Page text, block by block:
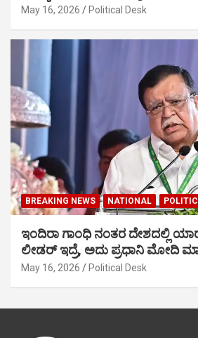
May 16, 2026 Political Desk
BREAKING NEWS NATIONAL
ಇಂದಿರಾ ಗಾಂಧಿ ನಂತರ ದೇಶದಲ್ಲಿ
ಲೀಡರ್ ಇದ್ರೆ, ಅದು ಪ್ರಧಾನಿ ಮೋದಿ
May 16, 2026 Political Desk